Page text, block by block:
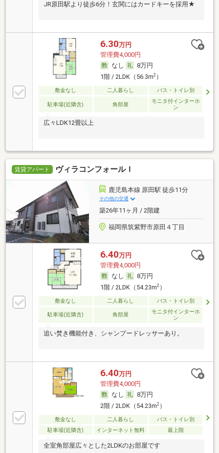
JR原田駅より徒歩6分！玄関にはカードキーを採用★
6.30万円
管理費4,000円
なし
8万円
1階 / 2LDK（56.3m2）
敷金なし 二人暮らし バス・トイレ別
駐車場(近隣含) 角部屋
モニタ付インターホ
ン
広々LDK12畳以上
賃貸アパート ヴィラコンフォールＩ
鹿児島本線 原田駅 徒歩11分
その他の交通
築26年11ヶ月 / 2階建
福岡県筑紫野市原田４丁目
6.40万円
管理費4,000円
なし
8万円
1階 / 2LDK（54.23m2）
敷金なし 二人暮らし バス・トイレ別
駐車場(近隣含) 角部屋
モニタ付インターホ
ン
追い焚き機能付き、シャンプードレッサーあり。
6.40万円
管理費4,000円
なし
8万円
2階 / 2LDK（54.23m2）
敷金なし 二人暮らし
バス・トイレ別
駐車場(近隣含)
インターネット無料 最上階
全室角部屋広々とした2LDKのお部屋です